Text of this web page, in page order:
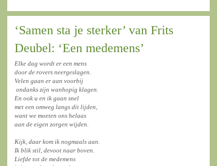
‘Samen sta je sterker’ van Frits
Deubel: ‘Een medemens’
Elke dag wordt er een mens
door de rovers neergeslagen.
Velen gaan er aan voorbij
ondanks zijn wanhopig klagen.
En ook u en ik gaan snel
met een omweg langs dit lijden,
want we moeten ons helaas
aan de eigen zorgen wijden.
Kijk, daar kom ik nogmaals aan.
Ik blik stil, devoot naar boven.
Liefde tot de medemens